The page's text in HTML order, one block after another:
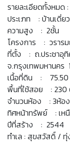
รายละเอียดทั้งหมด :
ประเภท : บ้านเดี่ยว
ความสูง : 2ชั้น
โครงการ : วราร
ที่ตั้ง : ถ.ประชาอุทิ
จ.กรุงเทพมหานคร
เนื้อที่ดิน : 75.50
พื้นที่ใช้สอย : 230
จำนวนห้อง : 3ห้อง
ทิศหน้าทรัพย์ : เห
ปีที่สร้าง : 2544
ทำเล : สุขสวัสดิ์ /